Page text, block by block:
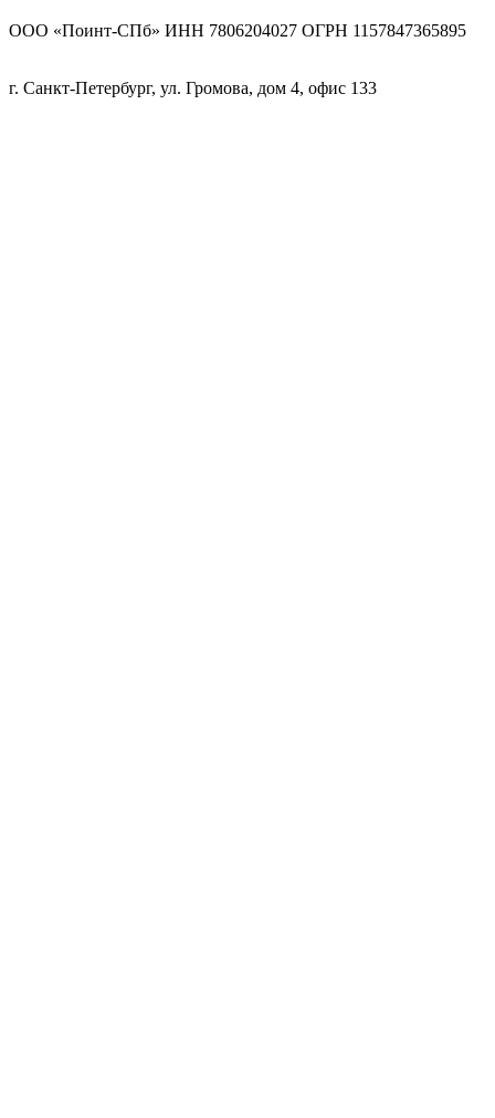
ООО «Поинт-СПб» ИНН 7806204027 ОГРН 1157847365895
г. Санкт-Петербург, ул. Громова, дом 4, офис 133